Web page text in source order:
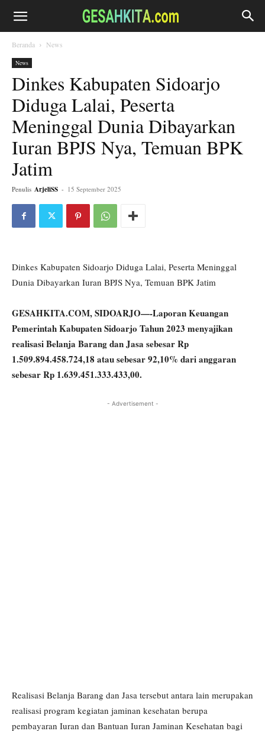
Beranda News
News
Dinkes Kabupaten Sidoarjo
Diduga Lalai, Peserta
Meninggal Dunia Dibayarkan
Iuran BPJS Nya, Temuan BPK
Jatim
Penulis ArjeliSS - 15 September 2025
Dinkes Kabupaten Sidoarjo Diduga Lalai, Peserta Meninggal
Dunia Dibayarkan Iuran BPJS Nya, Temuan BPK Jatim
GESAHKITA.COM, SIDOARJO—-Laporan Keuangan
Pemerintah Kabupaten Sidoarjo Tahun 2023 menyajikan
realisasi Belanja Barang dan Jasa sebesar Rp
1.509.894.458.724,18 atau sebesar 92,10% dari anggaran
sebesar Rp 1.639.451.333.433,00.
- Advertisement -
Realisasi Belanja Barang dan Jasa tersebut antara lain merupakan
realisasi program kegiatan jaminan kesehatan berupa
pembayaran Iuran dan Bantuan Iuran Jaminan Kesehatan bagi